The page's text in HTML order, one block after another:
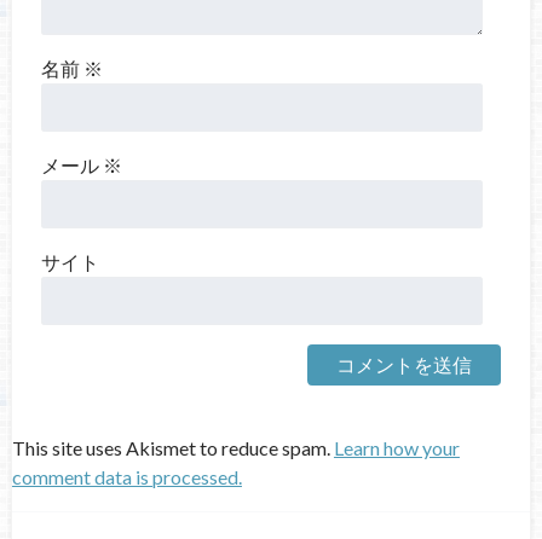
名前 ※
メール ※
サイト
This site uses Akismet to reduce spam. Learn how your
comment data is processed.